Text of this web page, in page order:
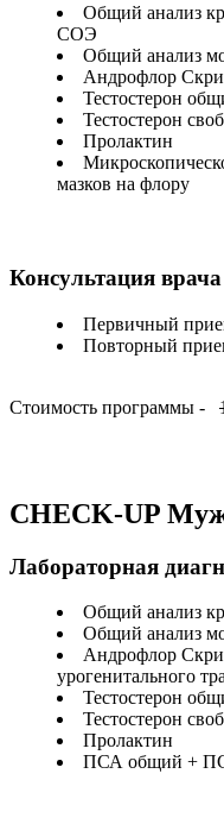
Общий анализ
СОЭ
Общий анализ
Андрофлор
Тестостерон
Тестостерон
Пролактин
мазков на флору
Консультация врача
Первичный
Повторный
Стоимость программы -
CHECK-UP
Лабораторная
Общий анализ
Общий анализ
Андрофлор
урогенитального
Тестостерон
Тестостерон
Пролактин
ПСА общий +